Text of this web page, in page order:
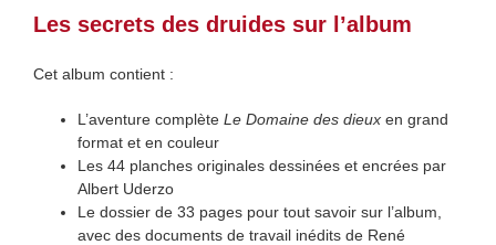
Les secrets des druides sur l’album
Cet album contient :
L’aventure complète Le Domaine des dieux en grand
format et en couleur
Les 44 planches originales dessinées et encrées par
Albert Uderzo
Le dossier de 33 pages pour tout savoir sur l’album,
avec des documents de travail inédits de René